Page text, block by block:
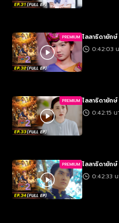
PREMIUM ไลลาธิดายัก
0:42:03
PREMIUM ไลลาธิดายัก
0:42:15 น
PREMIUM ไลลาธิดายัก
0:42:33